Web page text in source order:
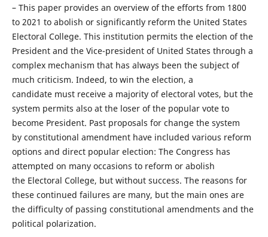
– This paper provides an overview of the efforts from 1800
to 2021 to abolish or significantly reform the United States
Electoral College. This institution permits the election of the
President and the Vice-president of United States through a
complex mechanism that has always been the subject of
much criticism. Indeed, to win the election, a
candidate must receive a majority of electoral votes, but the
system permits also at the loser of the popular vote to
become President. Past proposals for change the system
by constitutional amendment have included various reform
options and direct popular election: The Congress has
attempted on many occasions to reform or abolish
the Electoral College, but without success. The reasons for
these continued failures are many, but the main ones are
the difficulty of passing constitutional amendments and the
political polarization.